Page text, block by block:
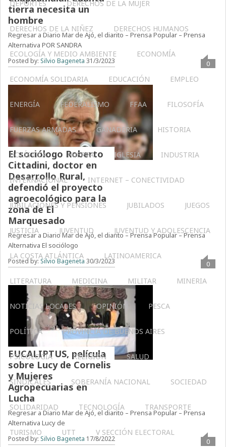
DEPORTES DERECHOS DE LA MUJER
DERECHOS DE LA NIÑEZ DERECHOS HUMANOS
ECOLOGÍA Y MEDIO AMBIENTE ECONOMÍA
ECONOMÍA SOLIDARIA EDUCACIÓN EMPLEO
ENERGÍA FEDERALISMO FFAA FILOSOFÍA
FUERZAS ARMADAS GANADERIA HISTORIA
HOLÍSTICA HUERTA IGLESIA INDUSTRIA
INTERNACIONAL INTERNET – CONECTIVIDAD
JUBILACIONES Y PENSIONES JUBILADOS JUEGOS
JUSTICIA JUVENTUD JUVENTUD Y ADOLESCENCIA
LA COSTA ATLÁNTICA LATINOAMERICA
LITERATURA MEDICINA MILITAR MINERIA
NOTICIAS LOCALES OPINIÓN PESCA
POLÍTICA PROVINCIA DE BUENOS AIRES
PSICOLOGÍA RELIGIÓN SALUD
SINDICALES SOBERANÍA NACIONAL SOCIEDAD
SOLIDARIDAD TECNOLOGÍA TRANSPORTE
TURISMO UTT V SECCIÓN ELECTORAL
tierra necesita un
hombre
Regresar a Diario Mar de Ajó, el diarito – Prensa Popular – Prensa
Alternativa POR SANDRA
Posted by: Silvio Bageneta 31/3/2023 0
El sociólogo Roberto
Cittadini, doctor en
Desarrollo Rural,
defendió el proyecto
agroecológico para la
zona de El
Marquesado
Regresar a Diario Mar de Ajó, el diarito – Prensa Popular – Prensa
Alternativa El sociólogo
Posted by:Silvio Bageneta 30/3/2023 0
EUCALIPTUS, película
sobre Lucy de Cornelis
y Mujeres
Agropecuarias en
Lucha
Regresar a Diario Mar de Ajó, el diarito – Prensa Popular – Prensa
Alternativa Lucy de
Posted by: Silvio Bageneta 17/8/2022 0